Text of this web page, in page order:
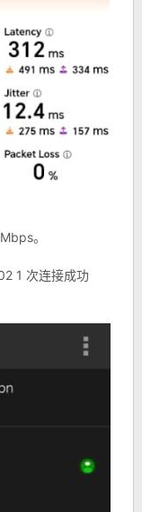
。
1 次连接成功